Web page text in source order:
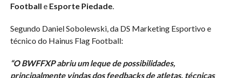
Football e Esporte Piedade.
Segundo Daniel Sobolewski, da DS Marketing Esportivo e
técnico do Hainus Flag Football:
“O BWFFXP abriu um leque de possibilidades,
principalmente vindas dos feedbacks de atletas, técnicas